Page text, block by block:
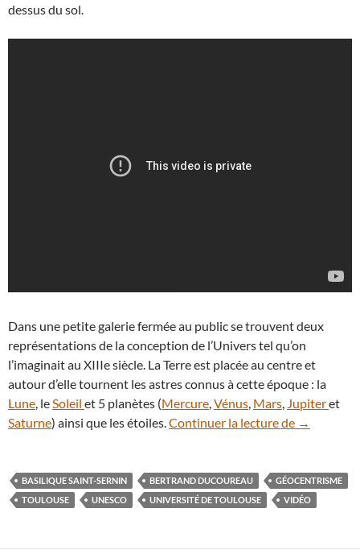
dessus du sol.
Dans une petite galerie fermée au public se trouvent deux
représentations de la conception de l’Univers tel qu’on
l’imaginait au XIIIe siècle. La Terre est placée au centre et
autour d’elle tournent les astres connus à cette époque : la
Lune, leSoleil et 5 planètes (Mercure,Vénus, Mars, Jupiteret
Saturne) ainsi que les étoiles.Continuer la lecture de En vidéo :
→
BASILIQUE SAINT-SERNIN BERTRAND DUCOUREAU
GÉOCENTRISME
TOULOUSE
UNESCO UNIVERSITÉ DE TOULOUSE VIDÉO